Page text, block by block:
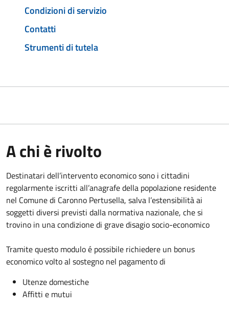
Condizioni di servizio
Contatti
Strumenti di tutela
A chi è rivolto
Destinatari dell’intervento economico sono i cittadini
regolarmente iscritti all’anagrafe della popolazione residente
nel Comune di Caronno Pertusella, salva l’estensibilità ai
soggetti diversi previsti dalla normativa nazionale, che si
trovino in una condizione di grave disagio socio-economico
Tramite questo modulo é possibile richiedere un bonus
economico volto al sostegno nel pagamento di
Utenze domestiche
Affitti e mutui